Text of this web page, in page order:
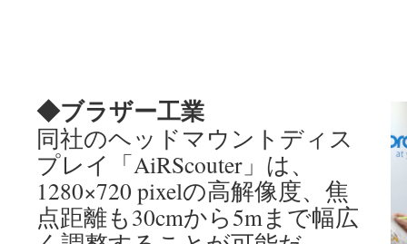
◆ブラザー工業
同社のヘッドマウントディス
プレイ「AiRScouter」は、
1280×720 pixelの高解像度、焦
点距離も30cmから5mまで幅広